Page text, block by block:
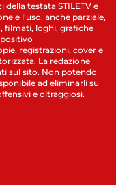
testata STILETV è
e l’uso, anche parziale,
filmati, loghi, grafiche
registrazioni, cover e
La redazione
sul sito. Non potendo
ad eliminarli su
e oltraggiosi.